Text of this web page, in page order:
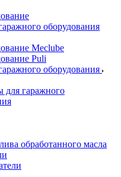
оборудования
Meclube
Puli
оборудования
для гаражного
обработанного масла